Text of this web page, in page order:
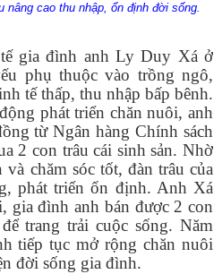
nâng cao thu nhập, ổn định đời sống.
gia đình anh Ly Duy Xá ở
phụ thuộc vào trồng ngô,
tế thấp, thu nhập bấp bênh.
phát triển chăn nuôi, anh
từ Ngân hàng Chính sách
2 con trâu cái sinh sản. Nhờ
chăm sóc tốt, đàn trâu của
phát triển ổn định. Anh Xá
gia đình anh bán được 2 con
trang trải cuộc sống. Năm
tiếp tục mở rộng chăn nuôi
đời sống gia đình.